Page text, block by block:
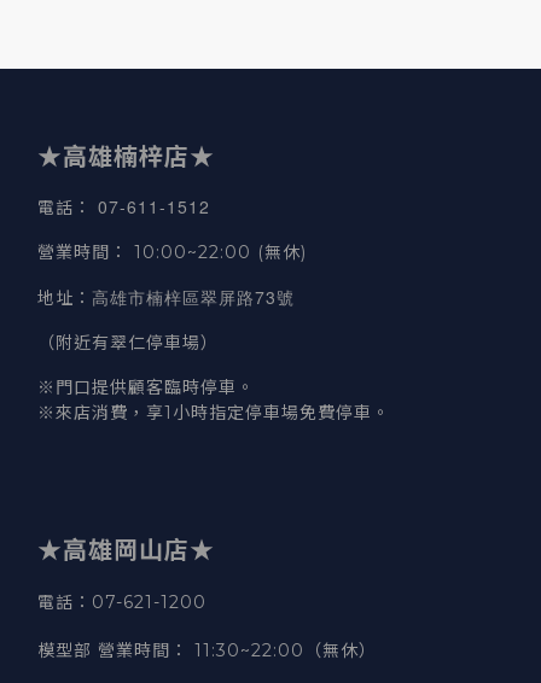
★高雄楠梓店★
電話 ： 07-611-1512
營業時間 ： 10:00~22:00 (無休)
地址 ： 高雄市楠梓區翠屏路73號
（附近有翠仁停車場）
※門口提供顧客臨時停車。
※來店消費，享1小時指定停車場免費停車。
★高雄岡山店★
電話：07-621-1200
模型部 營業時間 ： 11:30~22:00（無休）